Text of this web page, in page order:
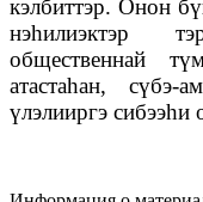
кэлбиттэр. Онон
нэһилиэктэр
общественнай
атастаһан,
үлэлииргэ сибээһи